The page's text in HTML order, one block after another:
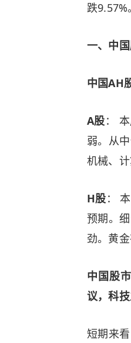
跌9.57%。
一、 中
中国AH
A股：
弱。从
机械、
H股：
预期。
劲。黄
中国股
议，科技
短期来